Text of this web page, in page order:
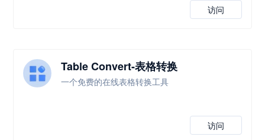
访问
Table Convert-表格转换
一个免费的在线表格转换工具
访问